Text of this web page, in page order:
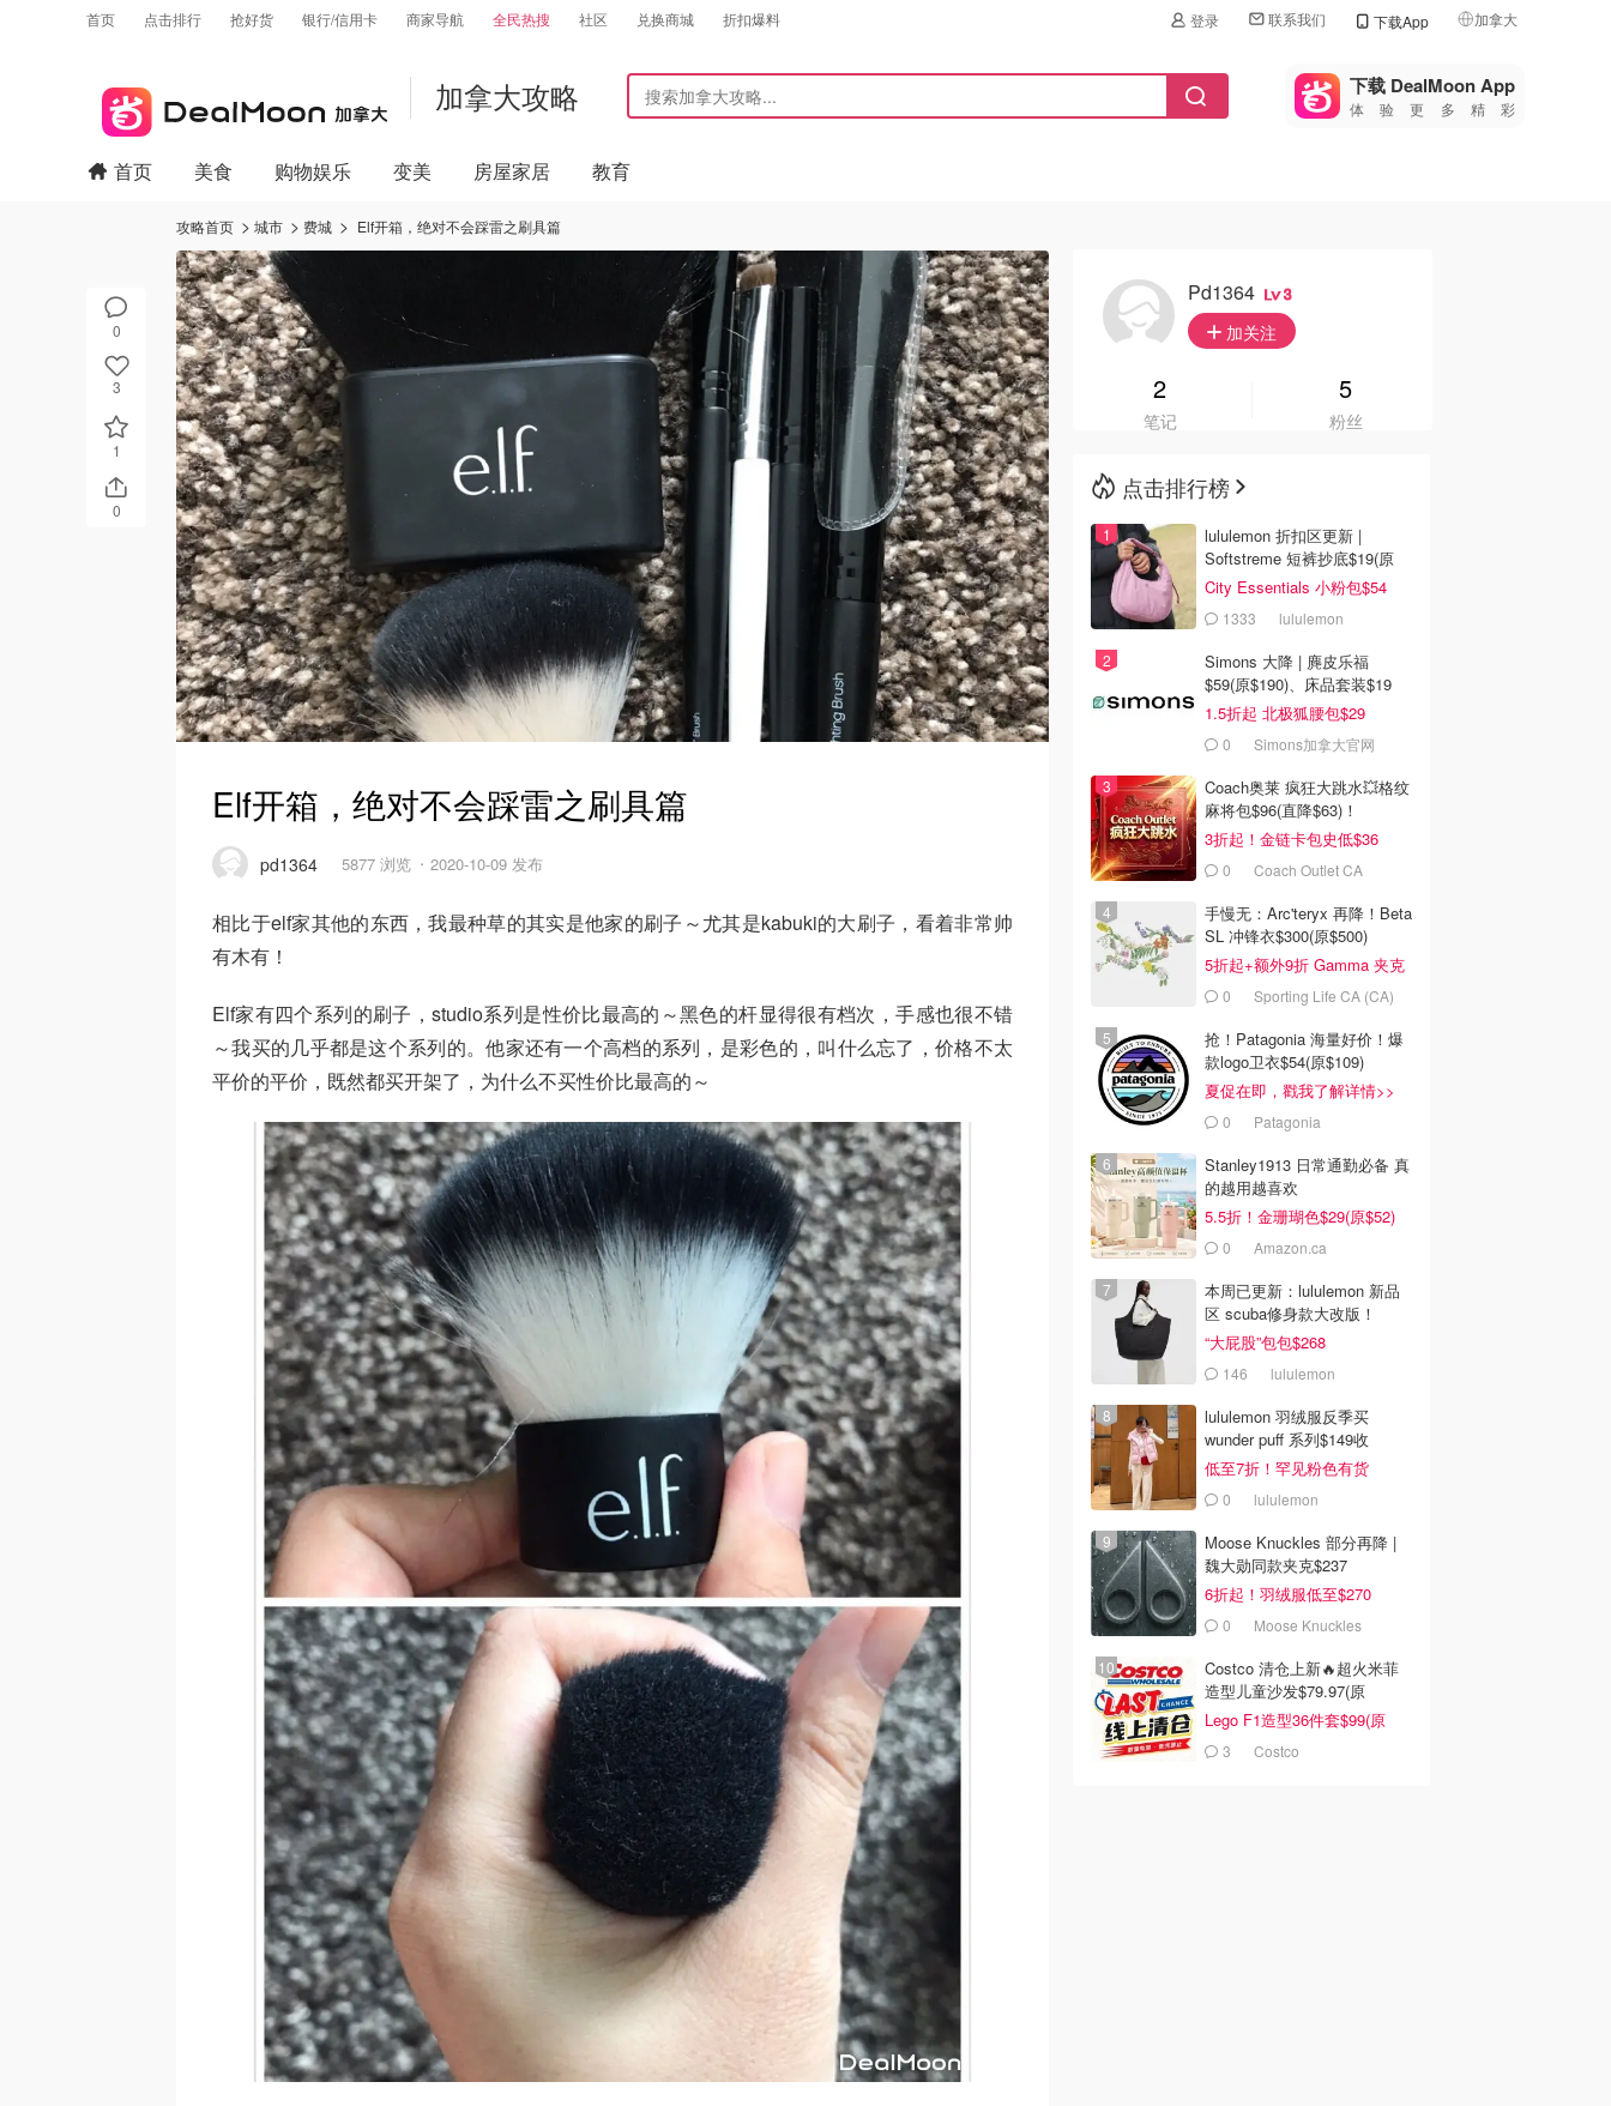
首页 点击排行 抢好货 银行/信用卡 商家导航 全民热搜 社区 兑换商城 折扣爆料 登录 联系我们 下载App 加拿大
🇺🇸
美国
🇨🇳中国
🇮🇹
🇦🇺
加拿大攻略 下载 DealMoon App
体验更多精彩
0
3
1
0
首页 美食 购物娱乐 变美 房屋家居 教育
攻略首页 城市 费城 Elf开箱，绝对不会踩雷之刷具篇
Elf开箱，绝对不会踩雷之刷具篇
pd1364 5877 浏览 2020-10-09 发布
相比于elf家其他的东西，我最种草的其实是他家的刷子～尤其是kabuki的大刷子，看着非常帅
有木有！
Elf家有四个系列的刷子，studio系列是性价比最高的～黑色的杆显得很有档次，手感也很不错
～我买的几乎都是这个系列的。他家还有一个高档的系列，是彩色的，叫什么忘了，价格不太
平价的平价，既然都买开架了，为什么不买性价比最高的～
Pd1364 3
加关注
2
笔记
5
粉丝
点击排行榜
lululemon 折扣区更新 |
Softstreme 短裤抄底$19(原
$88)
City Essentials 小粉包$54
1333 lululemon
Simons 大降 | 麂皮乐福
$59(原$190)、床品套装$19
1.5折起 北极狐腰包$29
0 Simons加拿大官网
Coach奥莱 疯狂大跳水💥格纹
麻将包$96(直降$63)！
3折起！金链卡包史低$36
0 Coach Outlet CA
手慢无：Arc'teryx 再降！Beta
SL 冲锋衣$300(原$500)
5折起+额外9折 Gamma 夹克
$2380 Sporting Life CA (CA)
抢！Patagonia 海量好价！爆
款logo卫衣$54(原$109)
夏促在即，戳我了解详情>>
0 Patagonia
Stanley1913 日常通勤必备 真
的越用越喜欢
5.5折！金珊瑚色$29(原$52)
0 Amazon.ca
本周已更新：lululemon 新品
区 scuba修身款大改版！
“大屁股”包包$268
146 lululemon
lululemon 羽绒服反季买
wunder puff 系列$149收
低至7折！罕见粉色有货
0 lululemon
Moose Knuckles 部分再降 |
魏大勋同款夹克$237
6折起！羽绒服低至$270
0 Moose Knuckles
Costco 清仓上新🔥超火米菲
造型儿童沙发$79.97(原
$129.99)
Lego F1造型36件套$99(原
$159)
3 Costco